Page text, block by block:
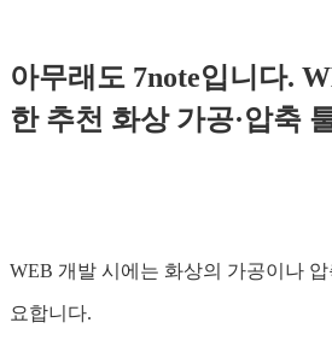
아무래도 7note입니다.
한 추천 화상 가공·압축
WEB 개발 시에는 화상의 가공이나
요합니다.